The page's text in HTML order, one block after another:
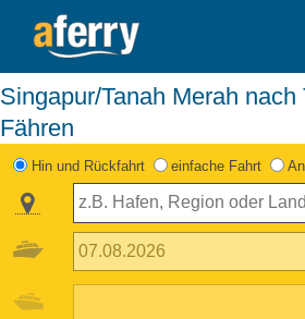
Singapur/Tanah Merah nach Tanjung Pinang
Fähren
Hin und Rückfahrt einfache Fahrt